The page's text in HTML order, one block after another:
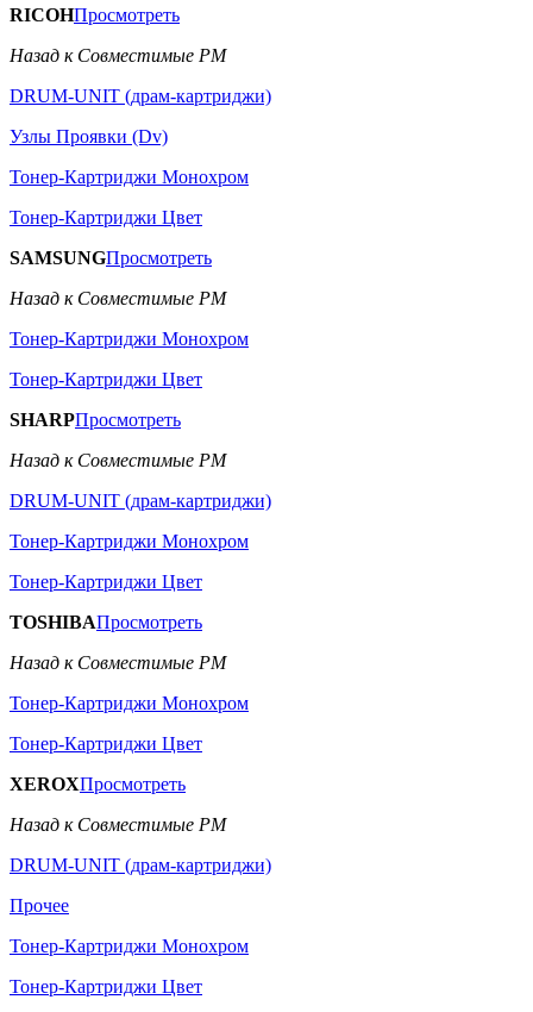
RICOHПросмотреть
Назад к Совместимые РМ
DRUM-UNIT (драм-картриджи)
Узлы Проявки (Dv)
Тонер-Картриджи Монохром
Тонер-Картриджи Цвет
SAMSUNGПросмотреть
Назад к Совместимые РМ
Тонер-Картриджи Монохром
Тонер-Картриджи Цвет
SHARPПросмотреть
Назад к Совместимые РМ
DRUM-UNIT (драм-картриджи)
Тонер-Картриджи Монохром
Тонер-Картриджи Цвет
TOSHIBAПросмотреть
Назад к Совместимые РМ
Тонер-Картриджи Монохром
Тонер-Картриджи Цвет
XEROXПросмотреть
Назад к Совместимые РМ
DRUM-UNIT (драм-картриджи)
Прочее
Тонер-Картриджи Монохром
Тонер-Картриджи Цвет